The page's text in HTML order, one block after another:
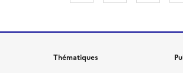
Thématiques